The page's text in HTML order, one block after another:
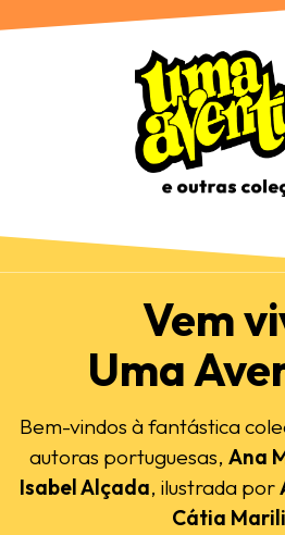
Vem
Uma
Bem-vindos à fantástica
autoras portuguesas, Ana
Isabel Alçada, ilustrada por
Cátia